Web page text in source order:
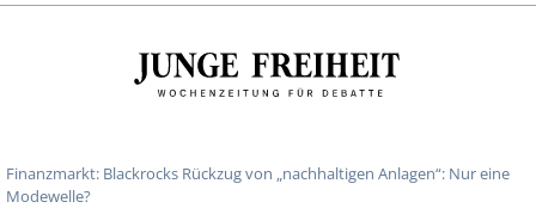
Finanzmarkt: Blackrocks Rückzug von „nachhaltigen Anlagen“: Nur eine
Modewelle?